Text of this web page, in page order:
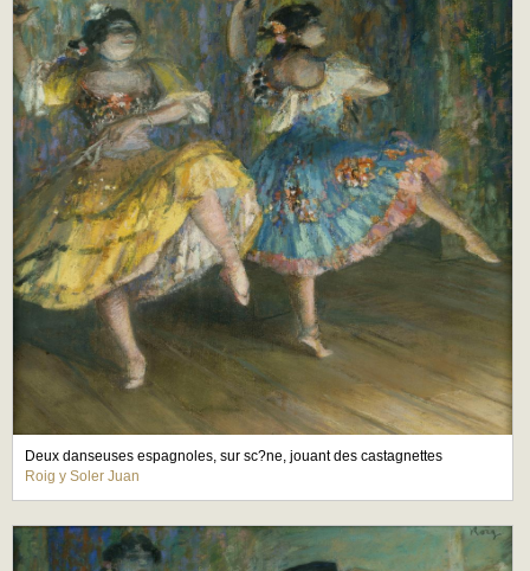
Deux danseuses espagnoles, sur sc?ne, jouant des castagnettes
Roig y Soler Juan